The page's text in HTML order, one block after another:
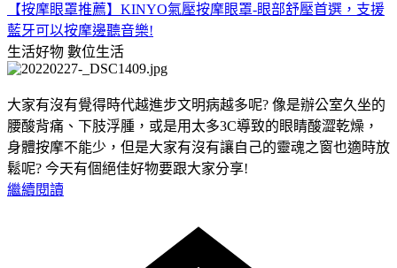
【按摩眼罩推薦】KINYO氣壓按摩眼罩-眼部舒壓首選，支援
藍牙可以按摩邊聽音樂!
生活好物 數位生活
大家有沒有覺得時代越進步文明病越多呢? 像是辦公室久坐的
腰酸背痛、下肢浮腫，或是用太多3C導致的眼睛酸澀乾燥，
身體按摩不能少，但是大家有沒有讓自己的靈魂之窗也適時放
鬆呢? 今天有個絕佳好物要跟大家分享!
繼續閱讀